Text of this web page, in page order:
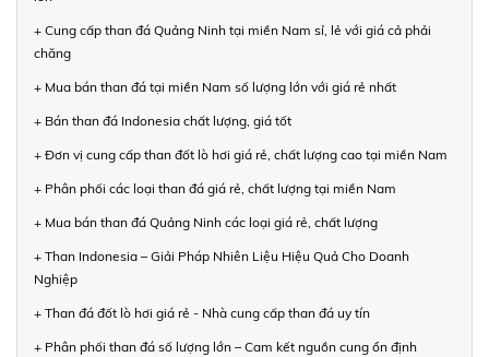
+ Cung cấp than đá Quảng Ninh tại miền Nam sỉ, lẻ với giá cả phải
chăng
+ Mua bán than đá tại miền Nam số lượng lớn với giá rẻ nhất
+ Bán than đá Indonesia chất lượng, giá tốt
+ Đơn vị cung cấp than đốt lò hơi giá rẻ, chất lượng cao tại miền Nam
+ Phân phối các loại than đá giá rẻ, chất lượng tại miền Nam
+ Mua bán than đá Quảng Ninh các loại giá rẻ, chất lượng
+ Than Indonesia – Giải Pháp Nhiên Liệu Hiệu Quả Cho Doanh
Nghiệp
+ Than đá đốt lò hơi giá rẻ - Nhà cung cấp than đá uy tín
+ Phân phối than đá số lượng lớn – Cam kết nguồn cung ổn định